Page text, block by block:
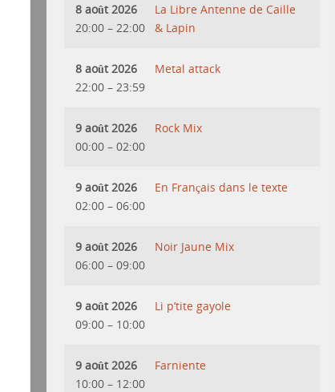
8 août 2026
20:00 – 22:00
La Libre Antenne de Caille
& Lapin
8 août 2026
22:00 – 23:59
Metal attack
9 août 2026
00:00 – 02:00
Rock Mix
9 août 2026
02:00 – 06:00
En Français dans le texte
9 août 2026
06:00 – 09:00
Noir Jaune Mix
9 août 2026
09:00 – 10:00
Li p’tite gayole
9 août 2026
10:00 – 12:00
Farniente